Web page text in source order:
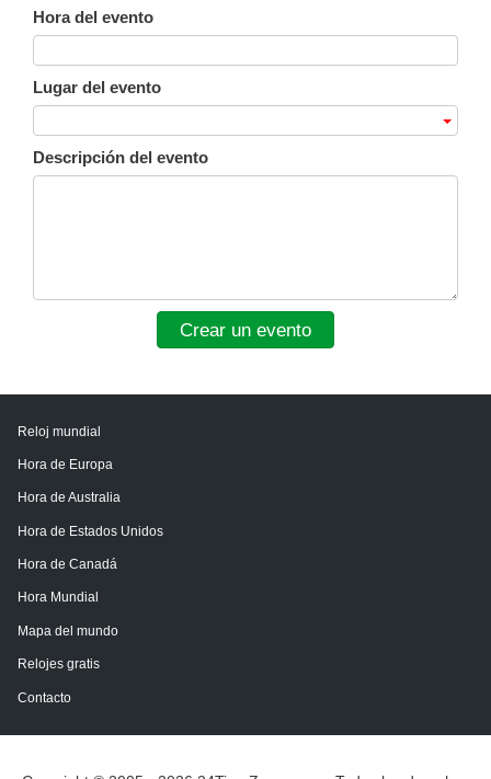
Hora del evento
Lugar del evento
Descripción del evento
Crear un evento
Reloj mundial
Hora de Europa
Hora de Australia
Hora de Estados Unidos
Hora de Canadá
Hora Mundial
Mapa del mundo
Relojes gratis
Contacto